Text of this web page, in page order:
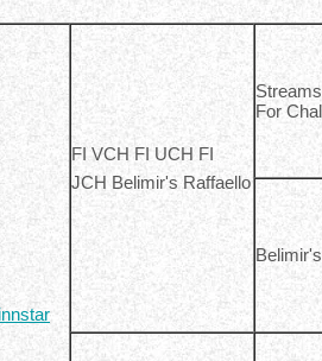
FI VCH FI UCH FI
JCH Belimir's Raffaello
For